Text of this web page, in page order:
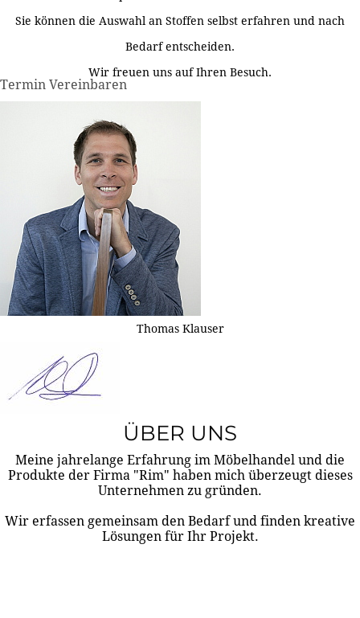
Sie können die Auswahl an Stoffen selbst erfahren und nach
Bedarf entscheiden.
Wir freuen uns auf Ihren Besuch.
Termin Vereinbaren
Thomas Klauser
ÜBER UNS
Meine jahrelange Erfahrung im Möbelhandel und die
Produkte der Firma "Rim" haben mich überzeugt dieses
Unternehmen zu gründen.
Wir erfassen gemeinsam den Bedarf und finden kreative
Lösungen für Ihr Projekt.